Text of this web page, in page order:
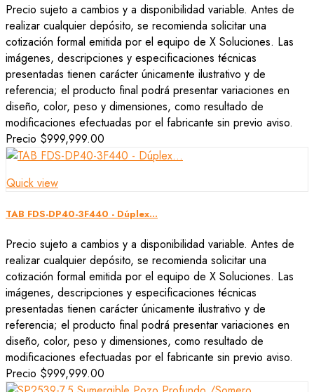
Precio sujeto a cambios y a disponibilidad variable. Antes de
realizar cualquier depósito, se recomienda solicitar una
cotización formal emitida por el equipo de X Soluciones. Las
imágenes, descripciones y especificaciones técnicas
presentadas tienen carácter únicamente ilustrativo y de
referencia; el producto final podrá presentar variaciones en
diseño, color, peso y dimensiones, como resultado de
modificaciones efectuadas por el fabricante sin previo aviso.
Precio $999,999.00
Quick view
TAB FDS-DP40-3F440 - Dúplex...
Precio sujeto a cambios y a disponibilidad variable. Antes de
realizar cualquier depósito, se recomienda solicitar una
cotización formal emitida por el equipo de X Soluciones. Las
imágenes, descripciones y especificaciones técnicas
presentadas tienen carácter únicamente ilustrativo y de
referencia; el producto final podrá presentar variaciones en
diseño, color, peso y dimensiones, como resultado de
modificaciones efectuadas por el fabricante sin previo aviso.
Precio $999,999.00